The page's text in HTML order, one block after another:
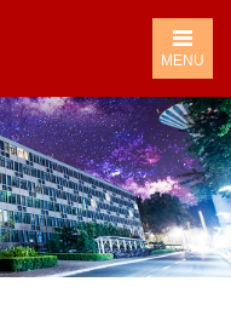
MENU